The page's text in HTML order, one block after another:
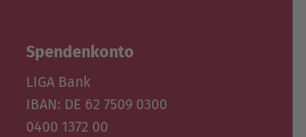
Spendenkonto
LIGA Bank
IBAN: DE 62 7509 0300
0400 1372 00